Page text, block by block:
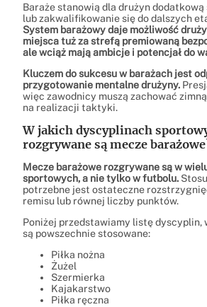
Baraże stanowią dla drużyn dodatkową
lub zakwalifikowanie się do dalszych
System barażowy daje możliwość
miejsca tuż za strefą premiowaną
ale wciąż mają ambicje i potencjał do
Kluczem do sukcesu w barażach jest
przygotowanie mentalne drużyny.
więc zawodnicy muszą zachować
na realizacji taktyki.
W jakich dyscyplinach
rozgrywane są mecze
Mecze barażowe rozgrywane są w
sportowych, a nie tylko w futbolu.
potrzebne jest ostateczne
remisu lub równej liczby punktów.
Poniżej przedstawiamy listę dyscyplin,
są powszechnie stosowane:
Piłka nożna
Żużel
Szermierka
Kajakarstwo
Piłka ręczna